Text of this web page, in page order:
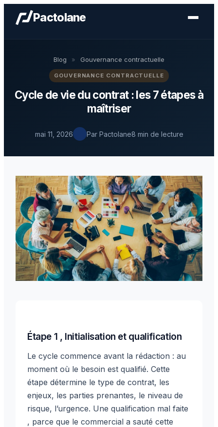
Pactolane
Blog » Gouvernance contractuelle
GOUVERNANCE CONTRACTUELLE
Cycle de vie du contrat : les 7 étapes à
maîtriser
mai 11, 2026 Par Pactolane8 min de lecture
Étape 1 , Initialisation et qualification
Le cycle commence avant la rédaction : au
moment où le besoin est qualifié. Cette
étape détermine le type de contrat, les
enjeux, les parties prenantes, le niveau de
risque, l’urgence. Une qualification mal faite
, parce que le commercial a sauté cette